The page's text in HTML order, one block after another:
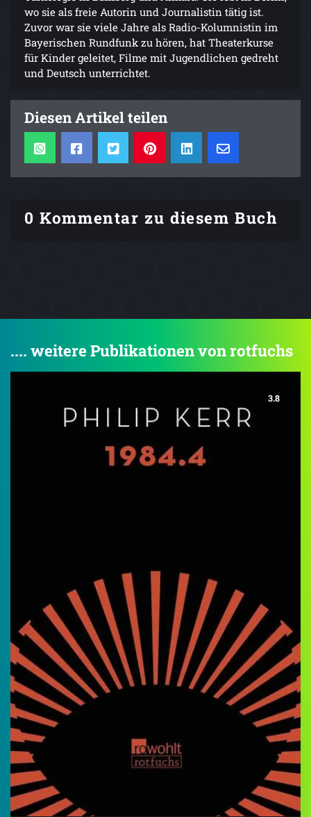
wo sie als freie Autorin und Journalistin tätig ist.
Zuvor war sie viele Jahre als Radio-Kolumnistin im
Bayerischen Rundfunk zu hören, hat Theaterkurse
für Kinder geleitet, Filme mit Jugendlichen gedreht
und Deutsch unterrichtet.
Diesen Artikel teilen
0 Kommentar zu diesem Buch
.... weitere Publikationen von rotfuchs
3.8